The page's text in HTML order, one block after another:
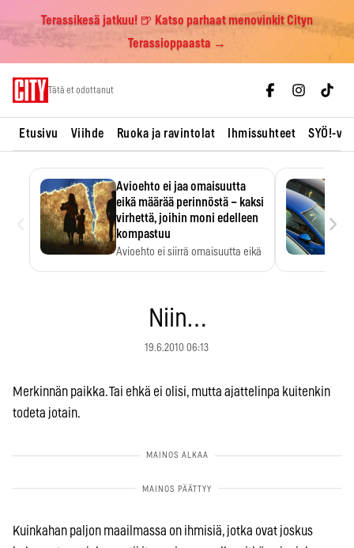
Terassikesä jatkuu! 🍺 Katso parhaat menovinkit Cityn
Terassioppaasta →
Tätä et odottanut
Etusivu Viihde Ruoka ja ravintolat Ihmissuhteet SYÖ!-
Avioehto ei jaa omaisuutta
eikä määrää perinnöstä – kaksi
virhettä, joihin moni edelleen
kompastuu
Avioehto ei siirrä omaisuutta eikä
›
Niin…
19.6.2010 06:13
Merkinnän paikka. Tai ehkä ei olisi, mutta ajattelinpa kuitenkin
todeta jotain.
Kuinkahan paljon maailmassa on ihmisiä, jotka ovat joskus